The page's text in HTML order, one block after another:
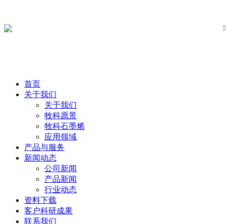
首页
关于我们
关于我们
牧科愿景
牧科石墨烯
应用领域
产品与服务
新闻动态
公司新闻
产品新闻
行业动态
资料下载
客户科研成果
联系我们